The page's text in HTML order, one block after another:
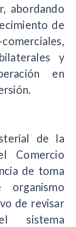
abordando
de
y
en
de la
Comercio
de toma
de revisar
sistema